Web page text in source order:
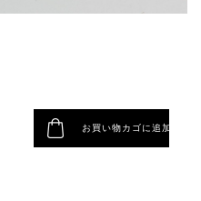
お買い物カゴに追加